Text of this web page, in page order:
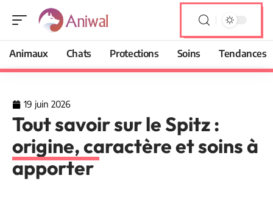
Animaux Chats Protections Soins Tendances
19 juin 2026
Tout savoir sur le Spitz :
origine, caractère et soins à
apporter